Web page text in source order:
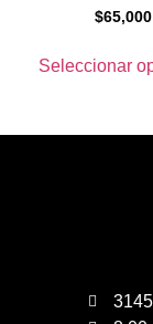
$65,000
Seleccionar